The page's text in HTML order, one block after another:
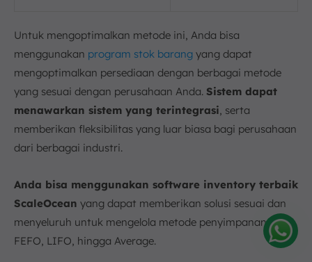
Untuk mengoptimalkan metode ini, Anda bisa
menggunakan program stok barang yang dapat
mengoptimalkan persediaan dengan berbagai metode
yang sesuai dengan perusahaan Anda. Sistem dapat
menawarkan sistem yang terintegrasi, serta
memberikan fleksibilitas yang luar biasa bagi perusahaan
dari berbagai industri.
Anda bisa menggunakan software inventory terbaik
ScaleOcean yang dapat memberikan solusi sesuai dan
menyeluruh untuk mengelola metode penyimpanan FIFO,
FEFO, LIFO, hingga Average.